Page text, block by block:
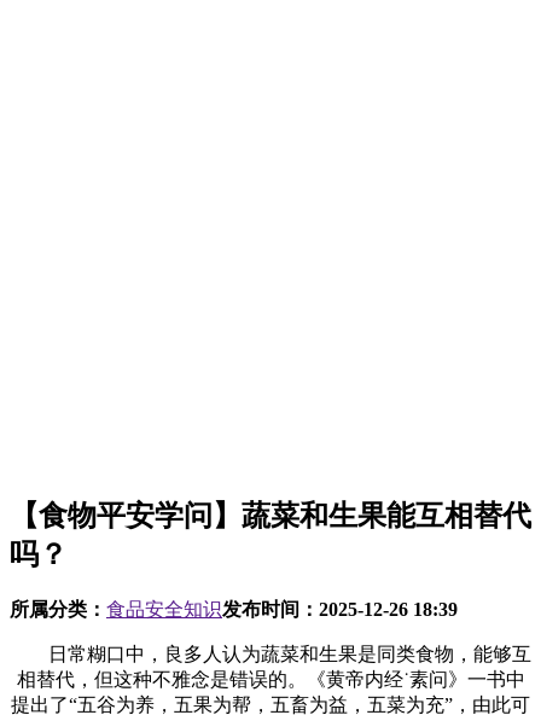
【食物平安学问】蔬菜和生果能互相替代
吗？
所属分类： 食品安全知识发布时间： 2025-12-26 18:39
日常糊口中，良多人认为蔬菜和生果是同类食物，能够互
相替代，但这种不雅念是错误的。《黄帝内经˙素问》一书中
提出了“五谷为养，五果为帮，五畜为益，五菜为充”，由此可